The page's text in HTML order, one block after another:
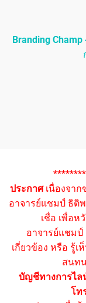
Branding Champ
ประกาศเนื่องจา
อาจารย์แชมป์ ธิติ
เชื่อ เพื่อ
อาจารย์แชมป์
เกี่ยวข้อง หรือ รู้เ
สนท
บัญชีทางการไล
โท